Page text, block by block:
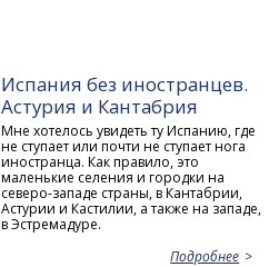
Испания без иностранцев.
Астурия и Кантабрия
Мне хотелось увидеть ту Испанию, где
не ступает или почти не ступает нога
иностранца. Как правило, это
маленькие селения и городки на
северо-западе страны, в Кантабрии,
Астурии и Кастилии, а также на западе,
в Эстремадуре.
Подробнее